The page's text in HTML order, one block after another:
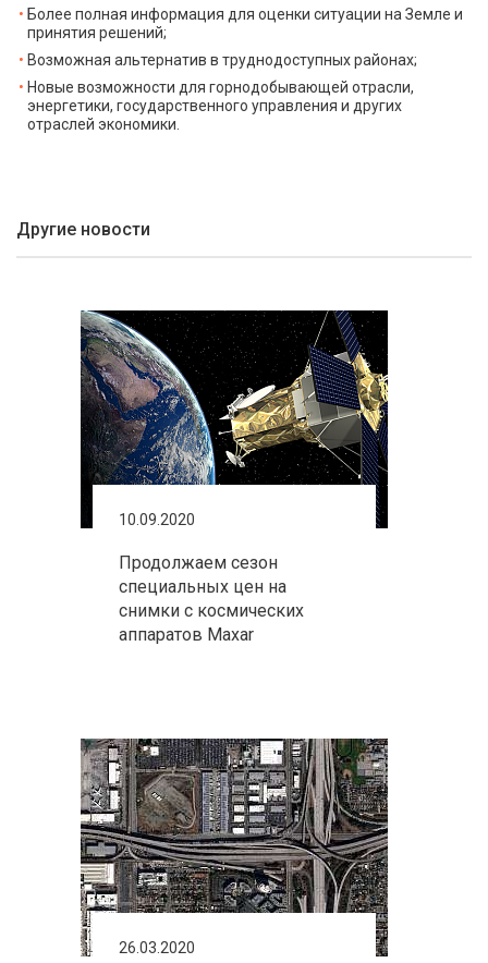
Более полная информация для оценки ситуации на Земле и
принятия решений;
Возможная альтернатив в труднодоступных районах;
Новые возможности для горнодобывающей отрасли,
энергетики, государственного управления и других
отраслей экономики.
Другие новости
10.09.2020
Продолжаем сезон
специальных цен на
снимки с космических
аппаратов Maxar
26.03.2020